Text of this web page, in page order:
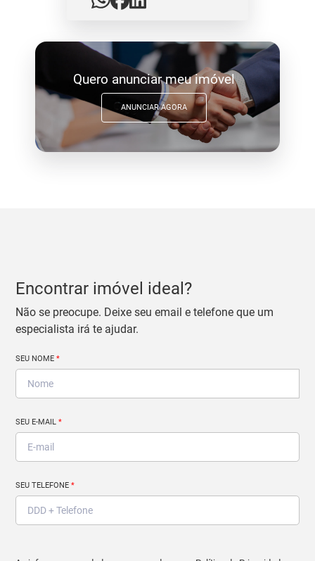
Quero anunciar meu imóvel
ANUNCIAR AGORA
Encontrar imóvel ideal?
Não se preocupe. Deixe seu email e telefone que um
especialista irá te ajudar.
SEU NOME*
SEU E-MAIL*
SEU TELEFONE*